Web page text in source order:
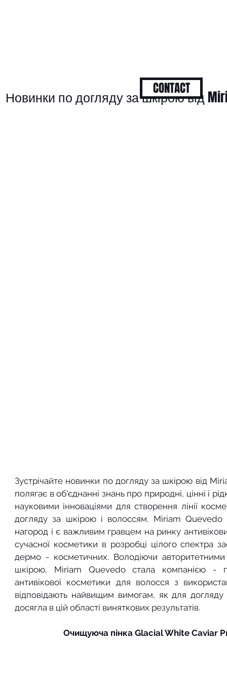
Новинки по догляду за шкірою від
Зустрічайте новинки по догляду за шкірою від
полягає в об'єднанні знань про природні, цінні і
науковими інноваціями для створення лінії
догляду за шкірою і волоссям. Miriam
нагород і є важливим гравцем на ринку
сучасної косметики в розробці цілого спектра
дермо - косметичних. Володіючи
шкірою, Miriam Quevedo стала компанією -
антивікової косметики для волосся з
відповідають найвищим вимогам, як для
досягла в цій області виняткових результатів.
Очищуюча пінка Glacial White Caviar
CONTACT